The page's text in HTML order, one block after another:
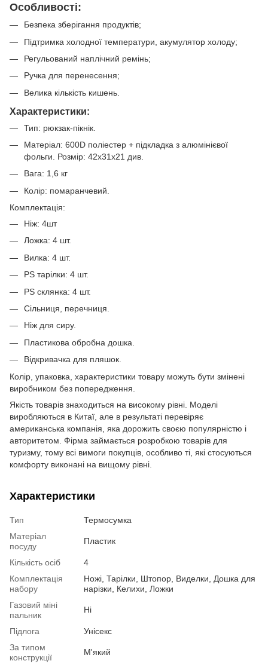
Особливості:
Безпека зберігання продуктів;
Підтримка холодної температури, акумулятор холоду;
Регульований наплічний ремінь;
Ручка для перенесення;
Велика кількість кишень.
Характеристики:
Тип: рюкзак-пікнік.
Матеріал: 600D поліестер + підкладка з алюмінієвої
фольги. Розмір: 42x31x21 див.
Вага: 1,6 кг
Колір: помаранчевий.
Комплектація:
Ніж: 4шт
Ложка: 4 шт.
Вилка: 4 шт.
PS тарілки: 4 шт.
PS склянкa: 4 шт.
Сільниця, перечниця.
Ніж для сиру.
Пластикова обробна дошка.
Відкривачка для пляшок.
Колір, упаковка, характеристики товару можуть бути змінені
виробником без попередження.
Якість товарів знаходиться на високому рівні. Моделі
виробляються в Китаї, але в результаті перевіряє
американська компанія, яка дорожить своєю популярністю і
авторитетом. Фірма займається розробкою товарів для
туризму, тому всі вимоги покупців, особливо ті, які стосуються
комфорту виконані на вищому рівні.
Характеристики
Тип
Термосумка
Матеріал
посуду
Пластик
Кількість осіб
4
Комплектація
набору
Ножі, Тарілки, Штопор, Виделки, Дошка для
нарізки, Келихи, Ложки
Газовий міні
пальник
Ні
Підлога
Унісекс
За типом
конструкції
М'який